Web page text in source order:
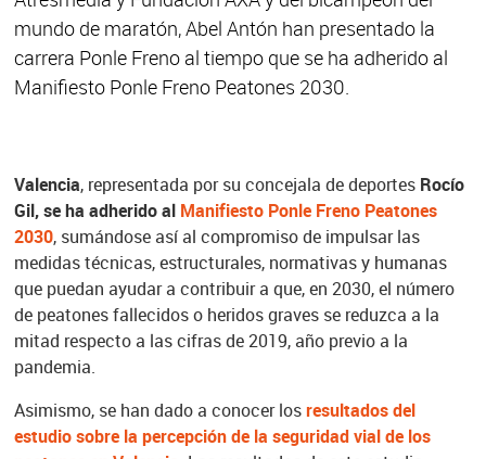
mundo de maratón, Abel Antón han presentado la
carrera Ponle Freno al tiempo que se ha adherido al
Manifiesto Ponle Freno Peatones 2030.
Valencia, representada por su concejala de deportes Rocío
Gil, se ha adherido al Manifiesto Ponle Freno Peatones
2030, sumándose así al compromiso de impulsar las
medidas técnicas, estructurales, normativas y humanas
que puedan ayudar a contribuir a que, en 2030, el número
de peatones fallecidos o heridos graves se reduzca a la
mitad respecto a las cifras de 2019, año previo a la
pandemia.
Asimismo, se han dado a conocer losresultados del
estudio sobre la percepción de la seguridad vial de los